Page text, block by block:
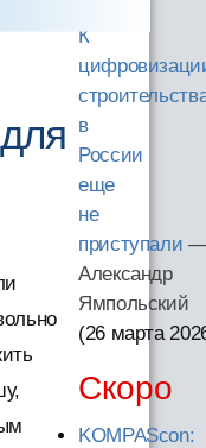
К
в
России
еще
не
приступали
Александр
Ямпольский
(26 марта
Скоро
KOMPAScon: